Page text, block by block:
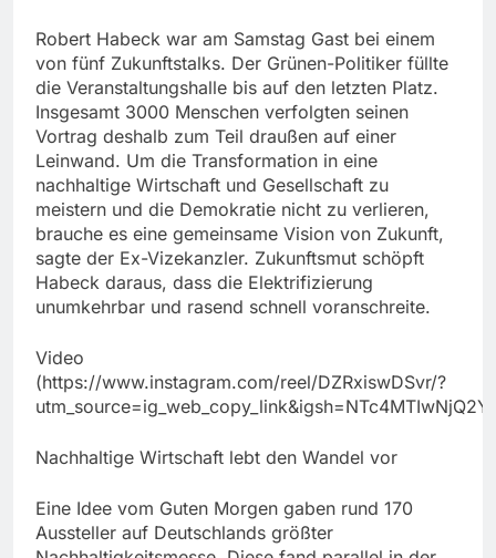
Robert Habeck war am Samstag Gast bei einem
von fünf Zukunftstalks. Der Grünen-Politiker füllte
die Veranstaltungshalle bis auf den letzten Platz.
Insgesamt 3000 Menschen verfolgten seinen
Vortrag deshalb zum Teil draußen auf einer
Leinwand. Um die Transformation in eine
nachhaltige Wirtschaft und Gesellschaft zu
meistern und die Demokratie nicht zu verlieren,
brauche es eine gemeinsame Vision von Zukunft,
sagte der Ex-Vizekanzler. Zukunftsmut schöpft
Habeck daraus, dass die Elektrifizierung
unumkehrbar und rasend schnell voranschreite.
Video
(https://www.instagram.com/reel/DZRxiswDSvr/?
Nachhaltige Wirtschaft lebt den Wandel vor
Eine Idee vom Guten Morgen gaben rund 170
Aussteller auf Deutschlands größter